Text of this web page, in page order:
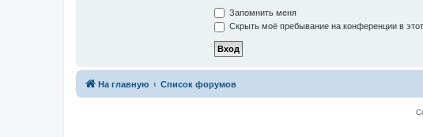
Запомнить меня
Скрыть моё пребывание на конференции в
На главную Список форумов